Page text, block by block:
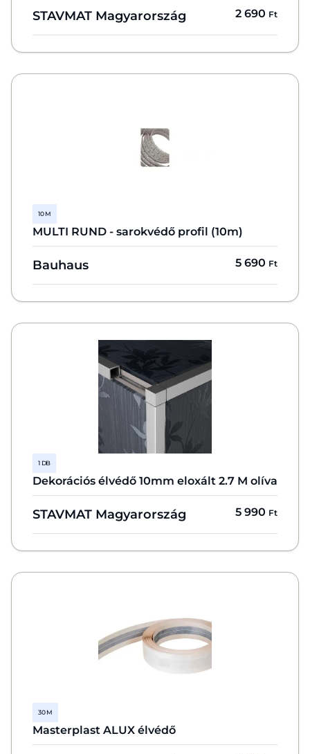
STAVMAT Magyarország 2 690 Ft
10 M
MULTI RUND - sarokvédő profil (10m)
Bauhaus 5 690 Ft
1 DB
Dekorációs élvédő 10mm eloxált 2.7 M olíva
STAVMAT Magyarország 5 990 Ft
30 M
Masterplast ALUX élvédő